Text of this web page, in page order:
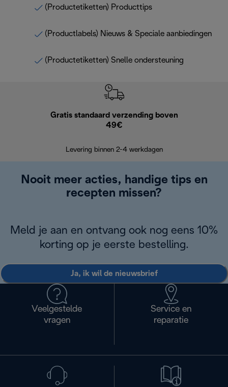
(Productetiketten) Producttips
(Productlabels) Nieuws & Speciale aanbiedingen
(Productetiketten) Snelle ondersteuning
Gratis standaard verzending boven
49€
Levering binnen 2-4 werkdagen
Nooit meer acties, handige tips en
recepten missen?
Meld je aan en ontvang ook nog eens 10%
korting op je eerste bestelling.
Ja, ik wil de nieuwsbrief
Veelgestelde
vragen
Service en
reparatie